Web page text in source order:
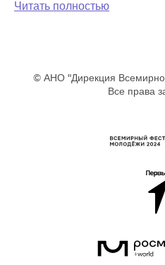
Читать полностью
© АНО "Дирекция
Все права